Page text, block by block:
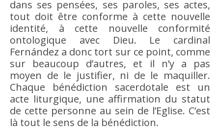
dans ses pensées, ses paroles, ses actes,
tout doit être conforme à cette nouvelle
identité, à cette nouvelle conformité
ontologique avec Dieu. Le cardinal
Fernández a donc tort sur ce point, comme
sur beaucoup d’autres, et il n’y a pas
moyen de le justifier, ni de le maquiller.
Chaque bénédiction sacerdotale est un
acte liturgique, une affirmation du statut
de cette personne au sein de l’Eglise. C’est
là tout le sens de la bénédiction.